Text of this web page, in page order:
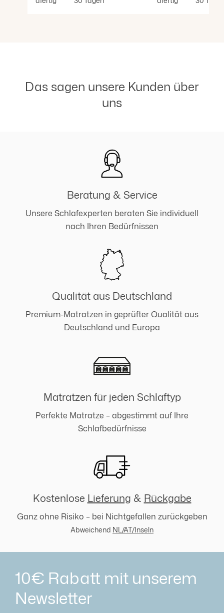
Das sagen unsere Kunden über
uns
Beratung & Service
Unsere Schlafexperten beraten Sie individuell
nach Ihren Bedürfnissen
Qualität aus Deutschland
Premium-Matratzen in geprüfter Qualität aus
Deutschland und Europa
Matratzen für jeden Schlaftyp
Perfekte Matratze – abgestimmt auf Ihre
Schlafbedürfnisse
Kostenlose Lieferung & Rückgabe
Ganz ohne Risiko – bei Nichtgefallen zurückgeben
Abweichend NL/AT/Inseln
10€ Rabatt mit unserem
Newsletter